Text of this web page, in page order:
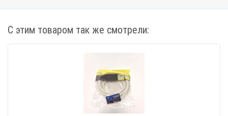
С этим товаром так же смотрели: